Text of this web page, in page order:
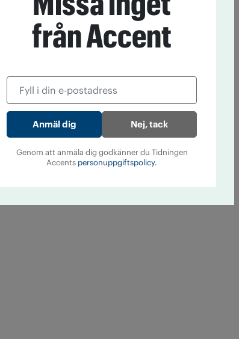
från Accent
Nej, tack
Genom att anmäla dig godkänner du Tidningen
Accents personuppgiftspolicy.